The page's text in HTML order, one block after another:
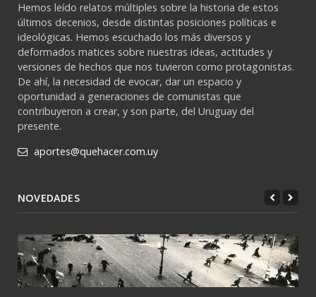
Hemos leído relatos múltiples sobre la historia de estos
últimos decenios, desde distintas posiciones políticas e
ideológicas. Hemos escuchado los más diversos y
deformados matices sobre nuestras ideas, actitudes y
versiones de hechos que nos tuvieron como protagonistas.
De ahí, la necesidad de evocar, dar un espacio y
oportunidad a generaciones de comunistas que
contribuyeron a crear, y son parte, del Uruguay del
presente.
aportes@quehacer.com.uy
NOVEDADES